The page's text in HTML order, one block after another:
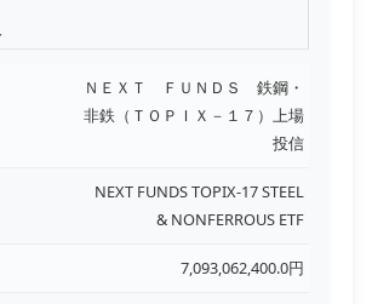
ＮＥＸＴ ＦＵＮＤＳ 鉄鋼・
非鉄（ＴＯＰＩＸ－１７）上場
投信
NEXT FUNDS TOPIX-17 STEEL
& NONFERROUS ETF
7,093,062,400.0円